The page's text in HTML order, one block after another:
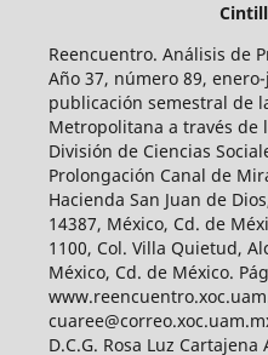
Reencuentro. Análisis de
Año 37, número 89,
publicación semestral de
Metropolitana a través de
División de Ciencias
Prolongación Canal de
Hacienda San Juan de
14387, México, Cd. de
1100, Col. Villa Quietud,
México, Cd. de México.
D.C.G. Rosa Luz